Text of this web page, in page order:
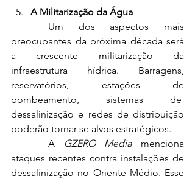
A Militarização da Água
preocupantes da próxima década será
a crescente militarização da
infraestrutura hídrica. Barragens,
reservatórios, estações de
bombeamento, sistemas de
dessalinização e redes de distribuição
poderão tornar-se alvos estratégicos.
A
GZERO Media menciona
ataques recentes contra instalações de
dessalinização no Oriente Médio. Esse